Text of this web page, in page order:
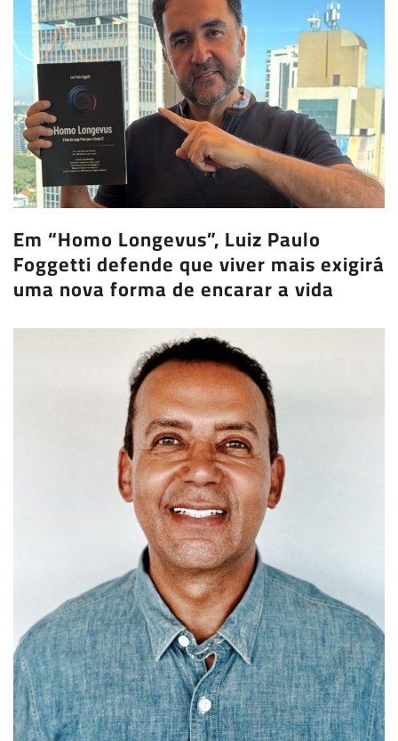
Em “Homo Longevus”, Luiz Paulo
Foggetti defende que viver mais exigirá
uma nova forma de encarar a vida